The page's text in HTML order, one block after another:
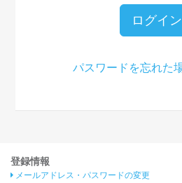
ログイン
パスワードを忘れた
登録情報
メールアドレス・パスワードの変更